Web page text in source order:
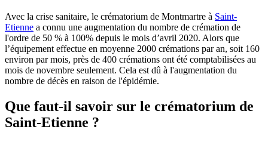
Avec la crise sanitaire, le crématorium de Montmartre à Saint-
Etienne a connu une augmentation du nombre de crémation de
l'ordre de 50 % à 100% depuis le mois d’avril 2020. Alors que
l’équipement effectue en moyenne 2000 crémations par an, soit 160
environ par mois, près de 400 crémations ont été comptabilisées au
mois de novembre seulement. Cela est dû à l'augmentation du
nombre de décès en raison de l'épidémie.
Que faut-il savoir sur le crématorium de
Saint-Etienne ?